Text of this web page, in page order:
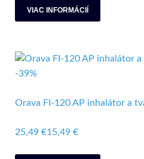
VIAC INFORMÁCIÍ
-39%
Orava FI-120 AP inhalátor a
25,49 €15,49 €